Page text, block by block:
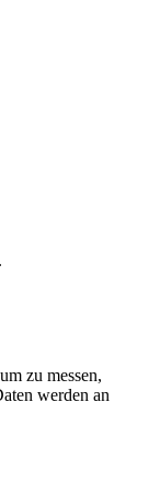
zu messen,
werden an